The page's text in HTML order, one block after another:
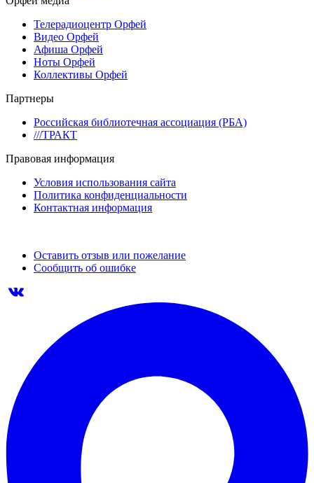
Телерадиоцентр Орфей
Видео Орфей
Афиша Орфей
Ноты Орфей
Коллективы Орфей
Партнеры
Российская библиотечная ассоциация (РБА)
///ТРАКТ
Правовая информация
Условия использования сайта
Политика конфиденциальности
Контактная информация
Оставить отзыв или пожелание
Сообщить об ошибке